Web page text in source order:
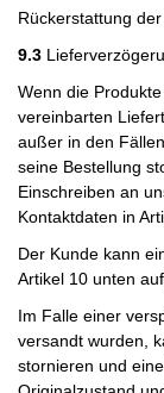
Rückerstattung
9.3
Wenn die
vereinbarten
außer in den
seine Bestellung
Einschreiben an
Kontaktdaten in
Der Kunde kann
Artikel 10 unten
Im Falle einer
versandt wurden,
stornieren und